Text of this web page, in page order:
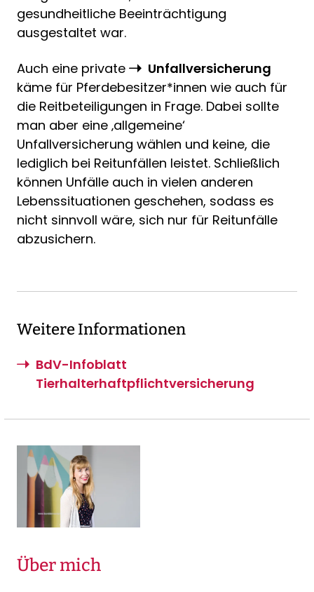
gesundheitliche Beeinträchtigung
ausgestaltet war.
Auch eine private
Unfallversicherung
käme für Pferdebesitzer*innen wie auch für
die Reitbeteiligungen in Frage. Dabei sollte
man aber eine ‚allgemeine‘
Unfallversicherung wählen und keine, die
lediglich bei Reitunfällen leistet. Schließlich
können Unfälle auch in vielen anderen
Lebenssituationen geschehen, sodass es
nicht sinnvoll wäre, sich nur für Reitunfälle
abzusichern.
Weitere Informationen
BdV-Infoblatt
Tierhalterhaftpflichtversicherung
Über mich